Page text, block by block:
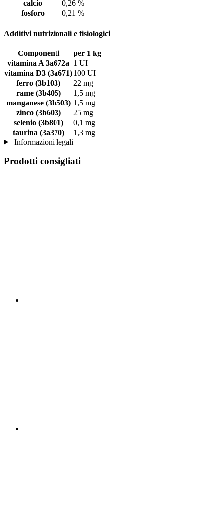
calcio
0,26 %
fosforo
0,21 %
Additivi nutrizionali e fisiologici
Componenti
per 1 kg
vitamina A 3a672a 1 UI
vitamina D3 (3a671)100 UI
ferro (3b103)
22 mg
rame (3b405)
1,5 mg
manganese (3b503) 1,5 mg
zinco (3b603)
25 mg
selenio (3b801)
0,1 mg
taurina (3a370)
1,3 mg
Informazioni legali
Prodotti consigliati